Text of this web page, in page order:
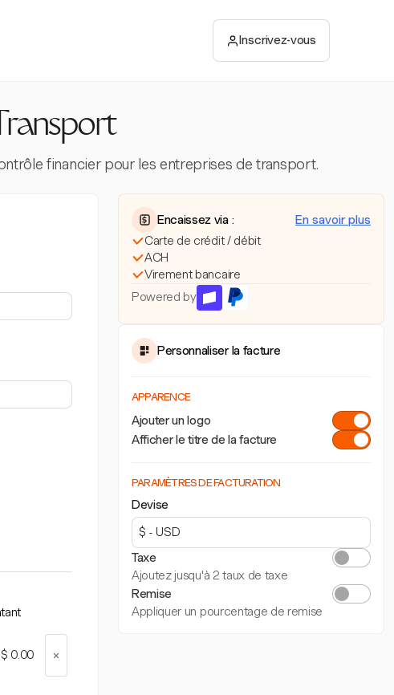
Inscrivez-vous
financier pour les entreprises de transport.
$ 0.00
Encaissez via :
En savoir plus
Carte de crédit / débit
ACH
Virement bancaire
Powered by
Personnaliser la facture
APPARENCE
Ajouter un logo
Afficher le titre de la facture
PARAMÈTRES DE FACTURATION
Devise
Taxe
Ajoutez jusqu'à 2 taux de taxe
Remise
Appliquer un pourcentage de remise